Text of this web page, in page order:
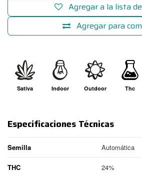
Agregar para
Agregar a la lista
Sativa Indoor Outdoor Thc
Especificaciones Técnicas
Semilla Automática
THC 24%